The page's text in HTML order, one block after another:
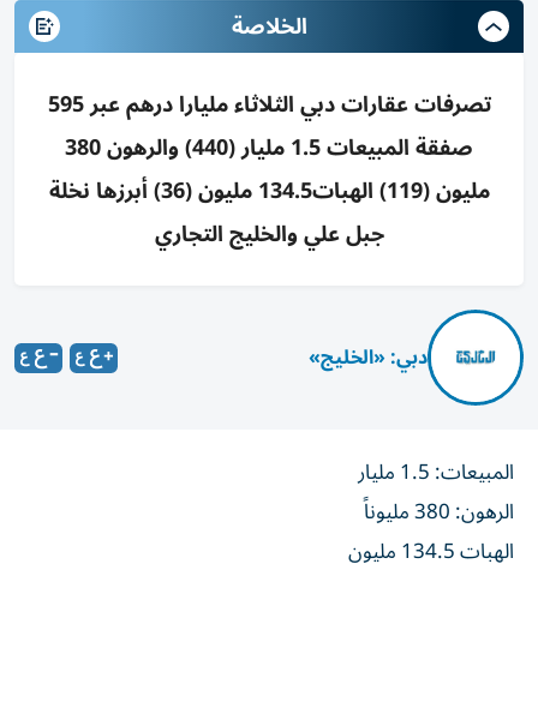
الخلاصة
تصرفات عقارات دبي الثلاثاء مليارا درهم عبر 595
صفقة المبيعات 1.5 مليار (440) والرهون 380
مليون (119) الهبات134.5 مليون (36) أبرزها نخلة
جبل علي والخليج التجاري
دبي: «الخليج»
المبيعات: 1.5 مليار
الرهون: 380 مليوناً
الهبات 134.5 مليون